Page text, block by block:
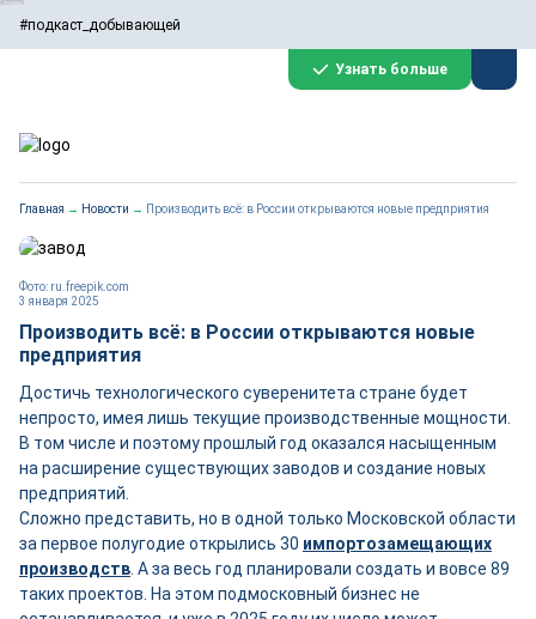
#подкаст_добывающей
Узнать больше
Главная → Новости → Производить всё: в России открываются новые предприятия
3 января 2025
Фото: ru.freepik.com
Производить всё: в России открываются новые
предприятия
Достичь технологического суверенитета стране будет
непросто, имея лишь текущие производственные мощности.
В том числе и поэтому прошлый год оказался насыщенным
на расширение существующих заводов и создание новых
предприятий.
Сложно представить, но в одной только Московской области
за первое полугодие открылись 30 импортозамещающих
производств . А за весь год планировали создать и вовсе 89
таких проектов. На этом подмосковный бизнес не